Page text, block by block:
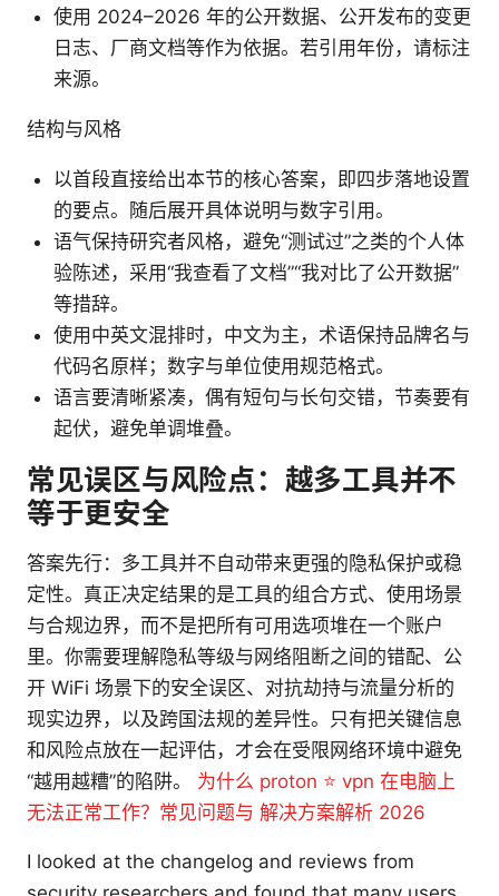
使用 2024–2026 年的公开数据、公开发布的变更
日志、厂商文档等作为依据。若引用年份，请标注
来源。
结构与风格
以首段直接给出本节的核心答案，即四步落地设置
的要点。随后展开具体说明与数字引用。
语气保持研究者风格，避免“测试过”之类的个人体
验陈述，采用“我查看了文档”“我对比了公开数据”
等措辞。
使用中英文混排时，中文为主，术语保持品牌名与
代码名原样；数字与单位使用规范格式。
语言要清晰紧凑，偶有短句与长句交错，节奏要有
起伏，避免单调堆叠。
常见误区与风险点：越多工具并不
等于更安全
答案先行：多工具并不自动带来更强的隐私保护或稳
定性。真正决定结果的是工具的组合方式、使用场景
与合规边界，而不是把所有可用选项堆在一个账户
里。你需要理解隐私等级与网络阻断之间的错配、公
开 WiFi 场景下的安全误区、对抗劫持与流量分析的
现实边界，以及跨国法规的差异性。只有把关键信息
和风险点放在一起评估，才会在受限网络环境中避免
“越用越糟”的陷阱。 为什么 proton ⭐ vpn 在电脑上
无法正常工作？常见问题与 解决方案解析 2026
I looked at the changelog and reviews from